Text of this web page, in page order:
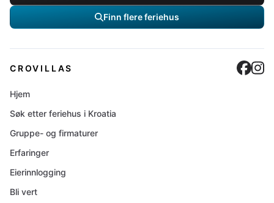
Finn flere feriehus
CROVILLAS
Hjem
Søk etter feriehus i Kroatia
Gruppe- og firmaturer
Erfaringer
Eierinnlogging
Bli vert